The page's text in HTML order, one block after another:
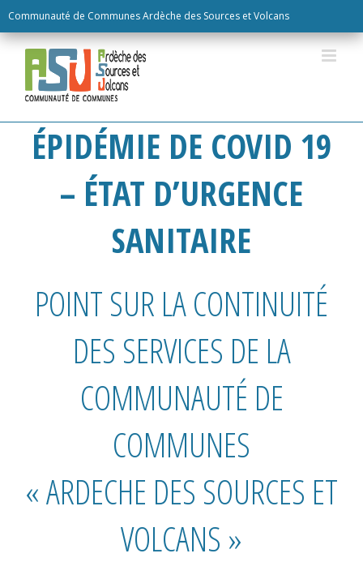
Communauté de Communes Ardèche des Sources et Volcans
to
content
ÉPIDÉMIE DE COVID 19
– ÉTAT D’URGENCE
SANITAIRE
POINT SUR LA CONTINUITÉ
DES SERVICES DE LA
COMMUNAUTÉ DE
COMMUNES
« ARDECHE DES SOURCES ET
VOLCANS »